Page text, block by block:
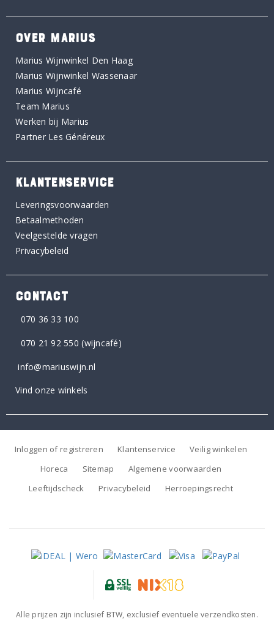
OVER MARIUS
Marius Wijnwinkel Den Haag
Marius Wijnwinkel Wassenaar
Marius Wijncafé
Team Marius
Werken bij Marius
Partner Les Généreux
KLANTENSERVICE
Leveringsvoorwaarden
Betaalmethoden
Veelgestelde vragen
Privacybeleid
CONTACT
070 36 33 100
070 21 92 550 (wijncafé)
info@mariuswijn.nl
Vind onze winkels
Inloggen of registreren Klantenservice
Veilig winkelen
Horeca
Sitemap
Algemene voorwaarden
Leeftijdscheck
Privacybeleid Herroepingsrecht
Alle prijzen zijn inclusief BTW, exclusief eventuele verzendkosten.